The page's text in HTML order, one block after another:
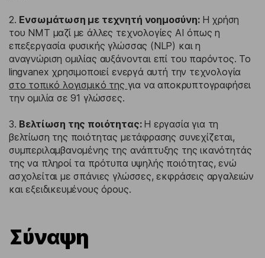
2. Ενσωμάτωση με τεχνητή νοημοσύνη: Η χρήση
του NMT μαζί με άλλες τεχνολογίες AI όπως η
επεξεργασία φυσικής γλώσσας (NLP) και η
αναγνώριση ομιλίας αυξάνονται επί του παρόντος. Το
lingvanex χρησιμοποιεί ενεργά αυτή την τεχνολογία
στο τοπικό λογισμικό της για να αποκρυπτογραφήσει
την ομιλία σε 91 γλώσσες.
3. Βελτίωση της ποιότητας: Η εργασία για τη
βελτίωση της ποιότητας μετάφρασης συνεχίζεται,
συμπεριλαμβανομένης της ανάπτυξης της ικανότητάς
της να πληροί τα πρότυπα υψηλής ποιότητας, ενώ
ασχολείται με σπάνιες γλώσσες, εκφράσεις αργαλειών
και εξειδικευμένους όρους.
Σύναψη